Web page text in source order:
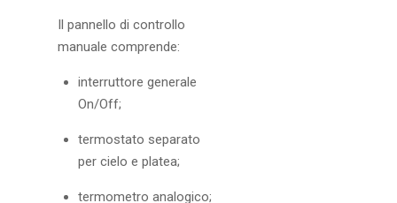
Il pannello di controllo
manuale comprende:
interruttore generale
On/Off;
termostato separato
per cielo e platea;
termometro analogico;